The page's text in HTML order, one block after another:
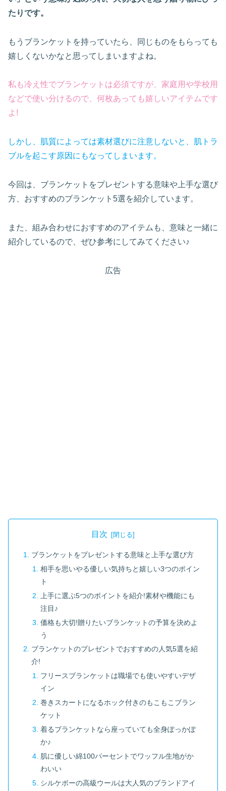
たりです。
もうブランケットを持っていたら、同じものをもらっても
嬉しくないかなと思ってしまいますよね。
私も冷え性でブランケットは必須ですが、家庭用や学校用
などで使い分けるので、何枚あっても嬉しいアイテムです
よ!
しかし、肌質によっては素材選びに注意しないと
、肌トラ
ブルを起こす原因にもなってしまいます。
今回は、ブランケットをプレゼントする意味や上手な選び
方、おすすめのブランケット5選を紹介しています。
また、組み合わせにおすすめのアイテムも、意味と一緒に
紹介しているので、ぜひ参考にしてみてください♪
広告
目次
ブランケットをプレゼントする意味と上手な選び方
相手を思いやる優しい気持ちと嬉しい3つのポイン
ト
上手に選ぶ5つのポイントを紹介!素材や機能にも
注目♪
価格も大切!贈りたいブランケットの予算を決めよ
う
ブランケットのプレゼントでおすすめの人気5選を紹
介!
フリースブランケットは職場でも使いやすいデザ
イン
巻きスカートになるホック付きのもこもこブラン
ケット
着るブランケットなら座っていても全身ぽっかぽ
か♪
肌に優しい綿100パーセントでワッフル生地がか
わいい
シルケボーの高級ウールは大人気のブランドアイ